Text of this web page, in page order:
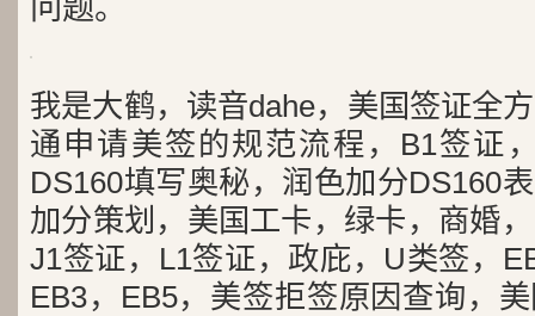
问题。
我是大鹤，读音dahe，美国签证全
通申请美签的规范流程，B1签证
DS160填写奥秘，润色加分DS160
加分策划，美国工卡，绿卡，商婚
J1签证，L1签证，政庇，U类签，
EB3，EB5，美签拒签原因查询，